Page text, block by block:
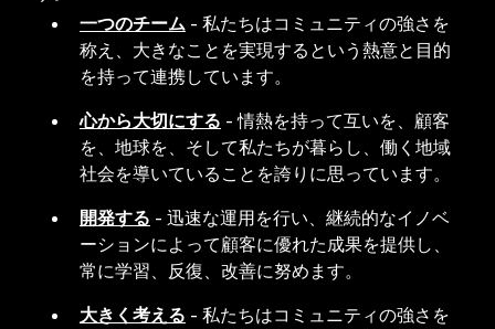
一つのチーム - 私たちはコミュニティの強さを
称え、大きなことを実現するという熱意と目的
を持って連携しています。
心から大切にする -情熱を持って互いを、顧客
を、地球を、そして私たちが暮らし、働く地域
社会を導いていることを誇りに思っています。
開発する - 迅速な運用を行い、継続的なイノベ
ーションによって顧客に優れた成果を提供し、
常に学習、反復、改善に努めます。
大きく考える - 私たちはコミュニティの強さを